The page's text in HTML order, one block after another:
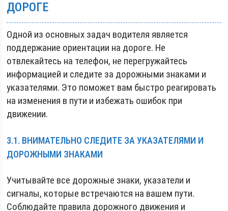
ДОРОГЕ
Одной из основных задач водителя является
поддержание ориентации на дороге. Не
отвлекайтесь на телефон, не перегружайтесь
информацией и следите за дорожными знаками и
указателями. Это поможет вам быстро реагировать
на изменения в пути и избежать ошибок при
движении.
3.1. ВНИМАТЕЛЬНО СЛЕДИТЕ ЗА УКАЗАТЕЛЯМИ И
ДОРОЖНЫМИ ЗНАКАМИ
Учитывайте все дорожные знаки, указатели и
сигналы, которые встречаются на вашем пути.
Соблюдайте правила дорожного движения и